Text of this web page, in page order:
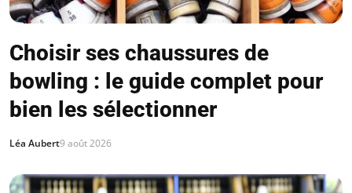
Choisir ses chaussures de
bowling : le guide complet pour
bien les sélectionner
Léa Aubert9 août 2026